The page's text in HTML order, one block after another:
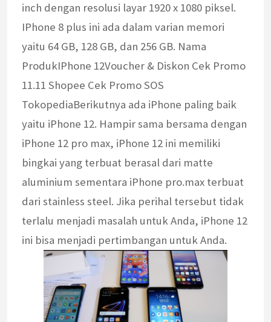
inch dengan resolusi layar 1920 x 1080 piksel.
IPhone 8 plus ini ada dalam varian memori
yaitu 64 GB, 128 GB, dan 256 GB. Nama
ProdukIPhone 12Voucher & Diskon Cek Promo
11.11 Shopee Cek Promo SOS
TokopediaBerikutnya ada iPhone paling baik
yaitu iPhone 12. Hampir sama bersama dengan
iPhone 12 pro max, iPhone 12 ini memiliki
bingkai yang terbuat berasal dari matte
aluminium sementara iPhone pro.max terbuat
dari stainless steel. Jika perihal tersebut tidak
terlalu menjadi masalah untuk Anda, iPhone 12
ini bisa menjadi pertimbangan untuk Anda.